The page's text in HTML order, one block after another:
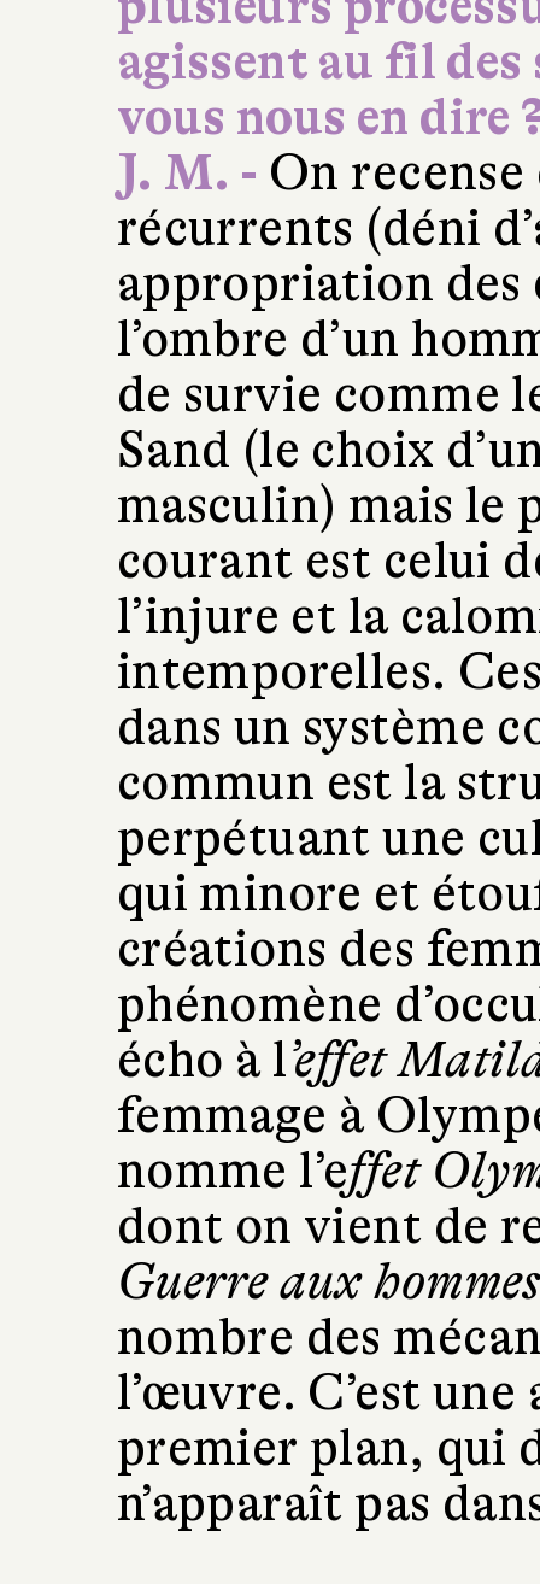
agissent au fil des
vous nous en dire
J. M. - On recense
récurrents (déni
appropriation des
l’ombre d’un
de survie comme
Sand (le choix
masculin) mais le
courant est celui
l’injure et la
intemporelles.
dans un système
commun est la
perpétuant une
qui minore et
créations des
phénomène
écho à l’effet
femmage à
nomme l’effet
dont on vient de
Guerre aux hommes
nombre des
l’œuvre. C’est
premier plan, qui
n’apparaît pas